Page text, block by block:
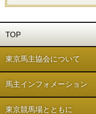
TOP
東京馬主協会について
馬主インフォメーション
東京競馬場とともに